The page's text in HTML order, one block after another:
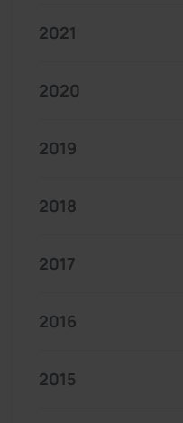
2021
2020
2019
2018
2017
2016
2015